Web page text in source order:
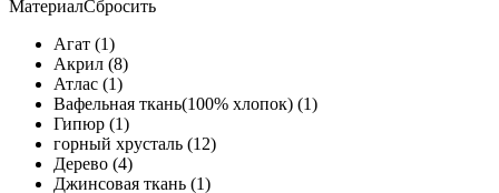
МатериалСбросить
Агат (1)
Акрил (8)
Атлас (1)
Вафельная ткань(100% хлопок) (1)
Гипюр (1)
горный хрусталь (12)
Дерево (4)
Джинсовая ткань (1)